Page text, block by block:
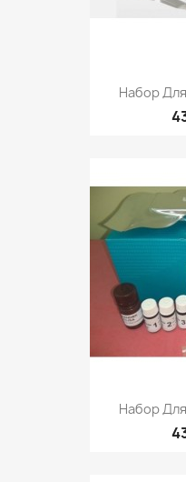
Набор
Набор